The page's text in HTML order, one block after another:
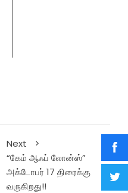
Next
“கேம் ஆஃப் லோன்ஸ்”
அக்டோபர் 17 திரைக்கு
வருகிறது!!